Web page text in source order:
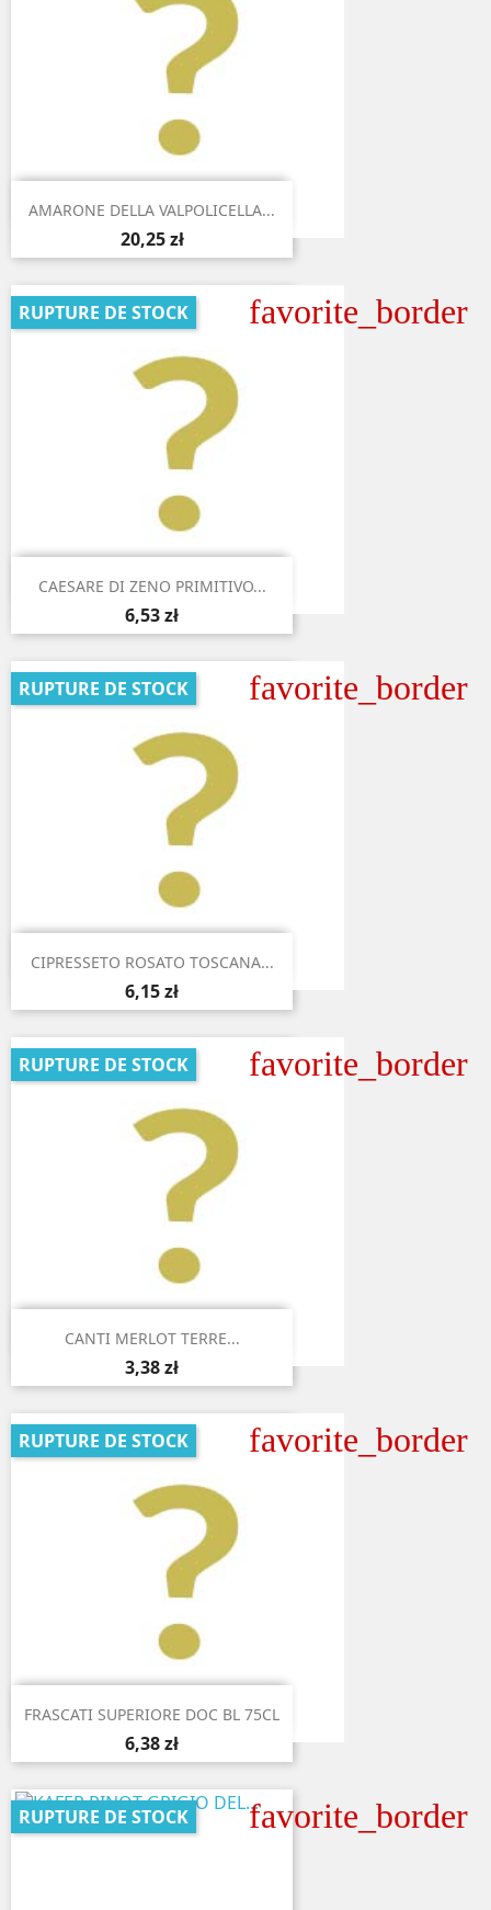
 Aperçu rapide
AMARONE DELLA VALPOLICELLA...
20,25 zł
favorite_border
 Aperçu rapide
CAESARE DI ZENO PRIMITIVO...
6,53 zł
RUPTURE DE STOCK
favorite_border
 Aperçu rapide
CIPRESSETO ROSATO TOSCANA...
6,15 zł
RUPTURE DE STOCK
favorite_border
 Aperçu rapide
CANTI MERLOT TERRE...
3,38 zł
RUPTURE DE STOCK
favorite_border
 Aperçu rapide
FRASCATI SUPERIORE DOC BL 75CL
6,38 zł
RUPTURE DE STOCK
favorite_border
RUPTURE DE STOCK